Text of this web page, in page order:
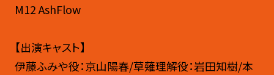
M12 AshFlow
【出演キャスト】
伊藤ふみや役：京山陽春/草薙理解役：岩田知樹/本